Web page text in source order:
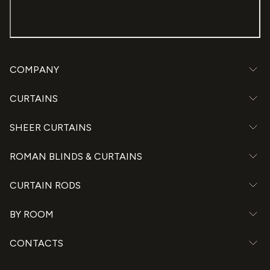
COMPANY
CURTAINS
SHEER CURTAINS
ROMAN BLINDS & CURTAINS
CURTAIN RODS
BY ROOM
CONTACTS